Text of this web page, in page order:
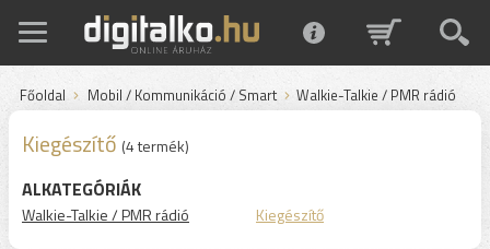
Főoldal Mobil / Kommunikáció / Smart Walkie-Talkie / PMR rádió
Kiegészítő (4 termék)
ALKATEGÓRIÁK
Walkie-Talkie / PMR rádió Kiegészítő